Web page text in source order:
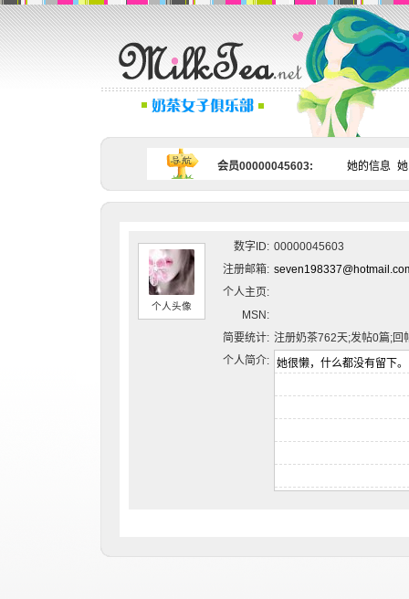
会员00000045603: 她的信息
个人头像
数字ID: 00000045603
注册邮箱:
个人主页:
MSN:
简要统计: 注册奶茶762天;发帖0篇;回
个人简介: